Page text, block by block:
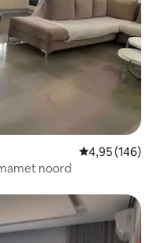
Gemiddelde
4,95 (146)
noord